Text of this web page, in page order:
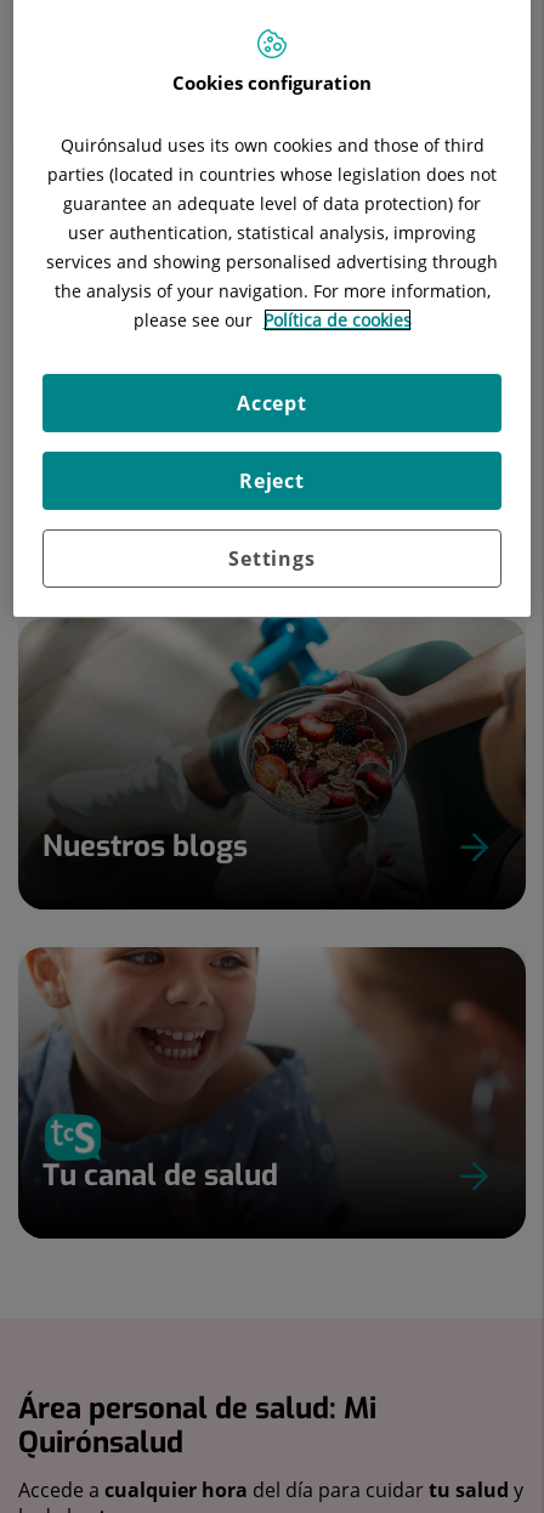
Descripción Equipo Médico Técnicas
La Unidad de Oncología Ginecológica guía a las pacientes a
través de los mejores especialistas en oncología ginecológica.
modifican según directrices internacionales.
el objeto de tener una visión amplia, segura y eficaz para
cada paciente.
Nuestros blogs
Tu canal de salud
Área personal de salud: Mi
Quirónsalud
Accede a cualquier hora del día para cuidartu salud y
Cookies configuration
Quirónsalud uses its own cookies and those of third
parties (located in countries whose legislation does not
guarantee an adequate level of data protection) for
user authentication, statistical analysis, improving
services and showing personalised advertising through
the analysis of your navigation. For more information,
please see our Política de cookies
Settings
Reject
Accept